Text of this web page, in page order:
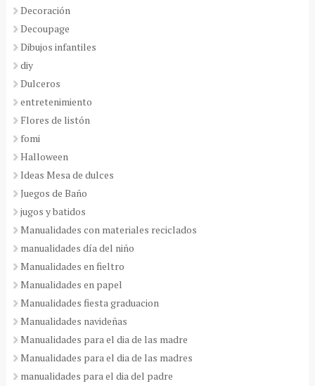
Decoración
Decoupage
Dibujos infantiles
diy
Dulceros
entretenimiento
Flores de listón
fomi
Halloween
Ideas Mesa de dulces
Juegos de Baño
jugos y batidos
Manualidades con materiales reciclados
manualidades día del niño
Manualidades en fieltro
Manualidades en papel
Manualidades fiesta graduacion
Manualidades navideñas
Manualidades para el dia de las madre
Manualidades para el dia de las madres
manualidades para el dia del padre